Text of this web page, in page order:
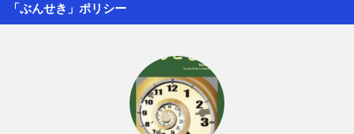
「ぶんせき」ポリシー